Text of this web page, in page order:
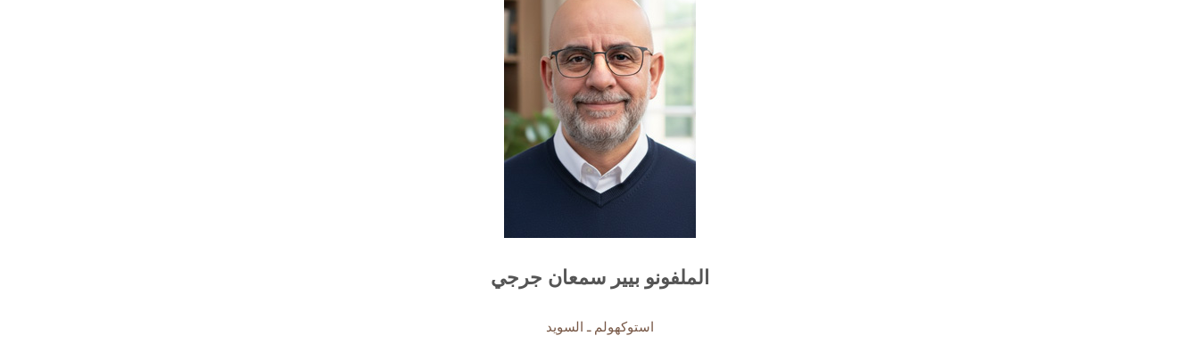
الملفونو بيير سمعان جرجي
استوكهولم ـ السويد